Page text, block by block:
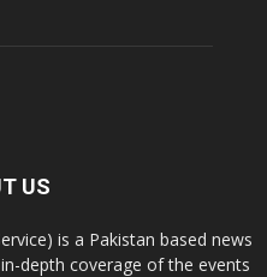
US
is a Pakistan based news
depth coverage of the events